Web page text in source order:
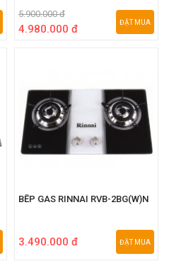
5.900.000 đ
4.980.000 đ
ĐẶT MUA
BẾP GAS RINNAI RVB-2BG(W)N
3.490.000 đ ĐẶT MUA